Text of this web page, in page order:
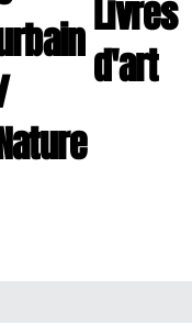
Livres
d'art